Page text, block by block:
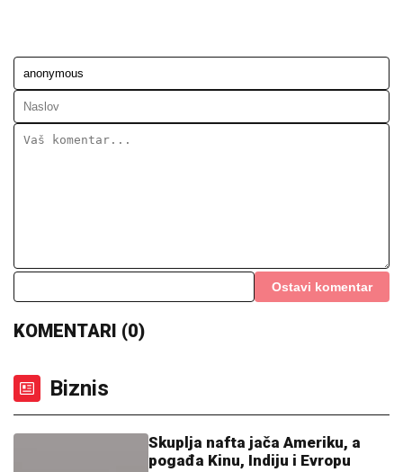
Ostavi komentar
KOMENTARI (0)
Biznis
Skuplja nafta jača Ameriku, a
pogađa Kinu, Indiju i Evropu